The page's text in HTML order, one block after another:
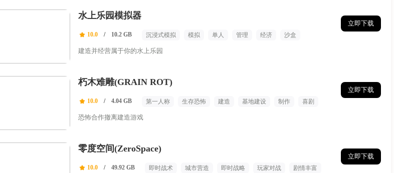
水上乐园模拟器
10.0 / 10.2 GB 沉浸式模拟 模拟 单人 管理 经济 沙盒
建造并经营属于你的水上乐园
立即下载
朽木难雕(GRAIN ROT)
10.0 / 4.04 GB 第一人称 生存恐怖 建造 基地建设 制作 喜剧
恐怖合作撤离建造游戏
立即下载
零度空间(ZeroSpace)
10.0 / 49.92 GB 即时战术 城市营造 即时战略 玩家对战
剧情丰富
立即下载